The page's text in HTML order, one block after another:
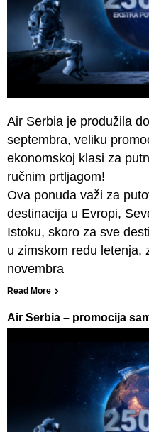
Air Serbia je produžila
septembra, veliku
ekonomskoj klasi za
ručnim prtljagom!
Ova ponuda važi za
destinacija u Evropi,
Istoku, skoro za sve
u zimskom redu letenja,
novembra
Read More
Air Serbia – promocija